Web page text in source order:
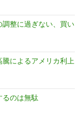
整に過ぎない、買い
によるアメリカ利上
るのは無駄